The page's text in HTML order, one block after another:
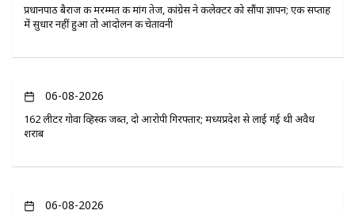
प्रधानपाठ बैराज की मरम्मत की मांग तेज, कांग्रेस ने कलेक्टर को सौंपा ज्ञापन; एक सप्ताह
में सुधार नहीं हुआ तो आंदोलन की चेतावनी
06-08-2026
162 लीटर गोवा व्हिस्की जब्त, दो आरोपी गिरफ्तार; मध्यप्रदेश से लाई गई थी अवैध
शराब
06-08-2026